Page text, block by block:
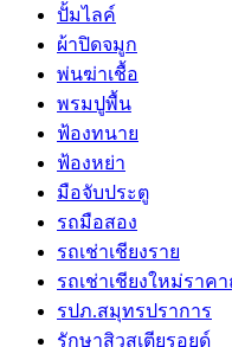
ปั้มไลค์
ผ้าปิดจมูก
พ่นฆ่าเชื้อ
พรมปูพื้น
ฟ้องทนาย
ฟ้องหย่า
มือจับประตู
รถมือสอง
รถเช่าเชียงราย
รถเช่าเชียงใหม่ราค
รปภ.สมุทรปราการ
รักษาสิวสเตียรอยด์